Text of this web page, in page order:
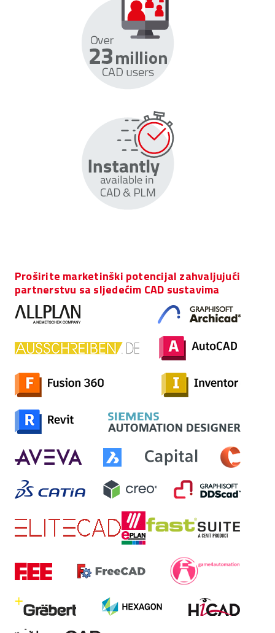
Proširite marketinški potencijal zahvaljujući
partnerstvu sa sljedećim CAD sustavima